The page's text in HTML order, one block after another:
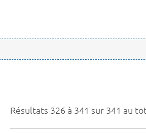
Résultats 326 à 341 sur 341 au